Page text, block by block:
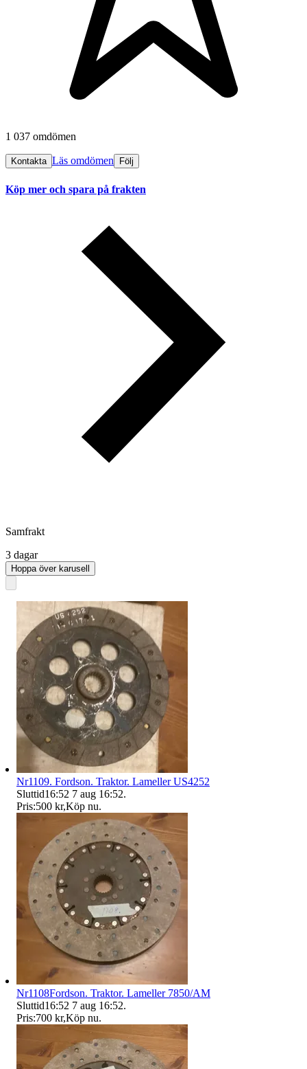
1 037 omdömen
Kontakta Läs omdömen Följ
Köp mer och spara på frakten
Samfrakt
3 dagar
Hoppa över karusell
Nr1109. Fordson. Traktor. Lameller US4252
Sluttid16:52 7 aug 16:52.
Pris:500 kr,Köp nu.
Nr1108Fordson. Traktor. Lameller 7850/AM
Sluttid16:52 7 aug 16:52.
Pris:700 kr,Köp nu.